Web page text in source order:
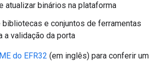
atualizar binários na plataforma
e conjuntos de ferramentas
a validação da porta
do EFR32 (em inglês) para conferir um